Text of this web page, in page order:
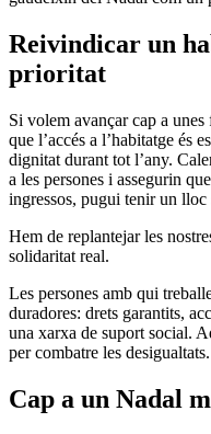
Reivindicar un
prioritat
Si volem avançar cap a
que l’accés a l’habitatge és
dignitat durant tot l’any.
a les persones i assegurin
ingressos, pugui tenir un
Hem de replantejar les
solidaritat real.
Les persones amb qui
duradores: drets garantits,
una xarxa de suport social.
per combatre les desigualtats.
Cap a un Nadal